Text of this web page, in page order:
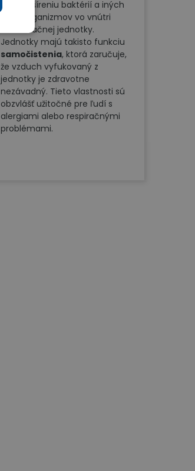
rastu a šíreniu baktérií a iných
mikroorganizmov vo vnútri
klimatizačnej jednotky.
Jednotky majú takisto funkciu
samočistenia, ktorá zaručuje,
že vzduch vyfukovaný z
jednotky je zdravotne
nezávadný. Tieto vlastnosti sú
obzvlášť užitočné pre ľudí s
alergiami alebo respiračnými
problémami.